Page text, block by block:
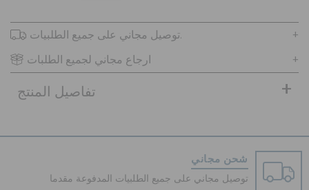
تسجيل الدخول / اشتراك
حالة الطلبية
توصيل مجاني على جميع الطلبيات.
ارجاع مجاني لجميع الطلبات
تفاصيل المنتج
شحن مجاني
توصيل مجاني على جميع الطلبيات المدفوعة مقدما